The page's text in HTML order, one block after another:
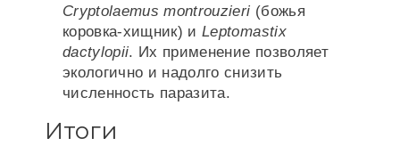
Cryptolaemus montrouzieri (божья
коровка-хищник) иLeptomastix
dactylopii. Их применение позволяет
экологично и надолго снизить
численность паразита.
Итоги